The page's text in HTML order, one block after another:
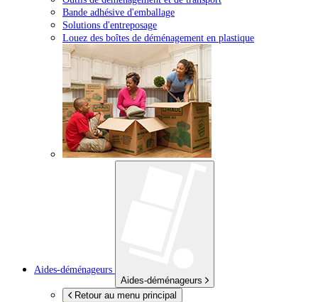
Bande adhésive d'emballage
Solutions d'entreposage
Louez des boîtes de déménagement en plastique
Aides-déménageurs
Aides-déménageurs
Retour au menu principal